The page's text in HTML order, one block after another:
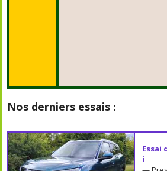
Nos derniers essais :
Essai
i